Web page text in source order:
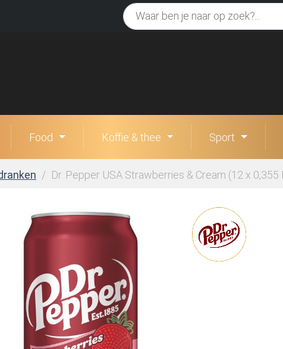
Food Koffie & thee Sport
Dr. Pepper USA Strawberries & Cream (12 x 0,355